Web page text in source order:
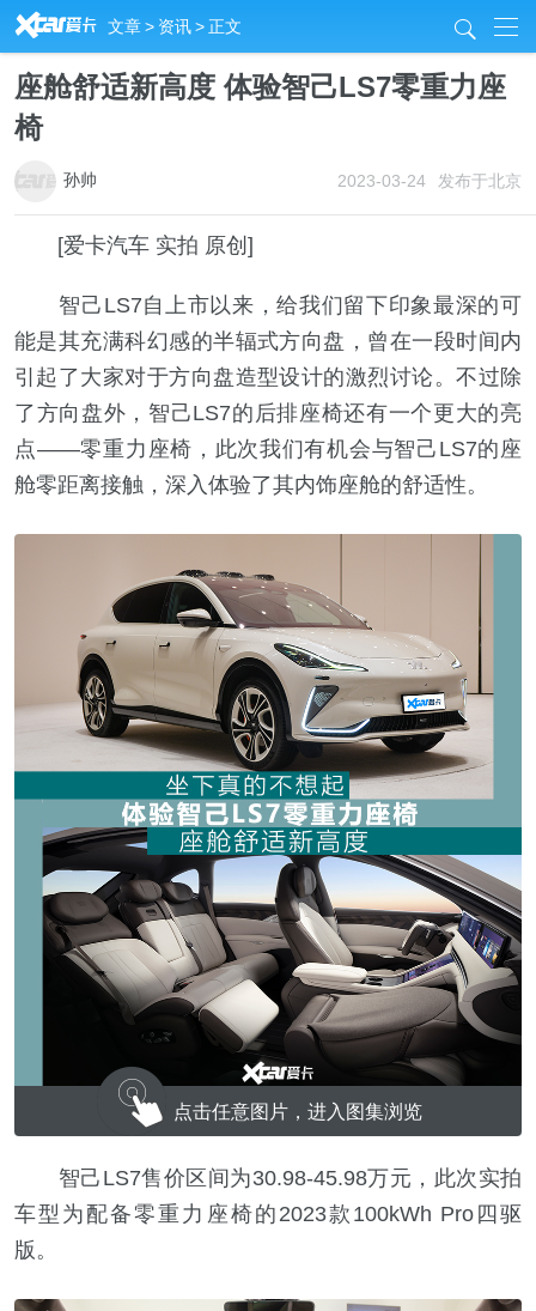
R 文章> 资讯>正文 j
座舱舒适新高度 体验智己LS7零重力座
椅
2023-03-24 发布于北京
孙帅
[爱卡汽车 实拍 原创]
智己LS7自上市以来，给我们留下印象最深的可
能是其充满科幻感的半辐式方向盘，曾在一段时间内
引起了大家对于方向盘造型设计的激烈讨论。不过除
了方向盘外，智己LS7的后排座椅还有一个更大的亮
点——零重力座椅，此次我们有机会与智己LS7的座
舱零距离接触，深入体验了其内饰座舱的舒适性。
点击任意图片，进入图集浏览
智己LS7售价区间为30.98-45.98万元，此次实拍
车型为配备零重力座椅的2023款100kWh Pro四驱
版。